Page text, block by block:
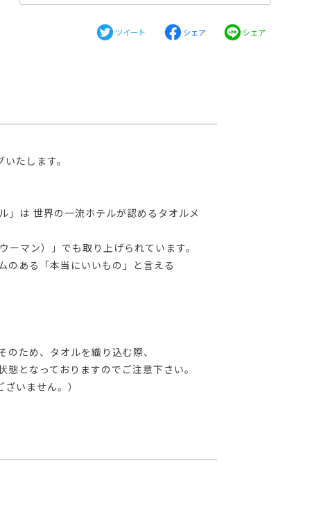
ツイート シェア シェア
たします。
」は 世界の一流ホテルが認めるタオルメ
マン）」でも取り上げられています。
のある「本当にいいもの」と言える
ため、タオルを織り込む際、
となっておりますのでご注意下さい。
いません。）